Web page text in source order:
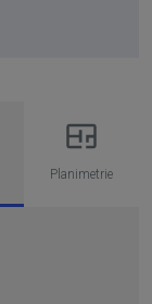
Planimetrie